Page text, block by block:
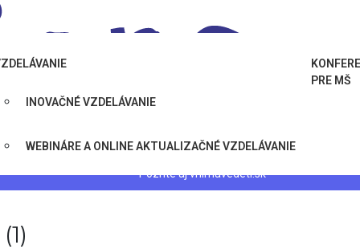
Pozrite ajvnimavedeti.sk
INOVAČNÉ VZDELÁVANIE
WEBINÁRE A ONLINE AKTUALIZAČNÉ VZDELÁVANIE
PRE MŠ